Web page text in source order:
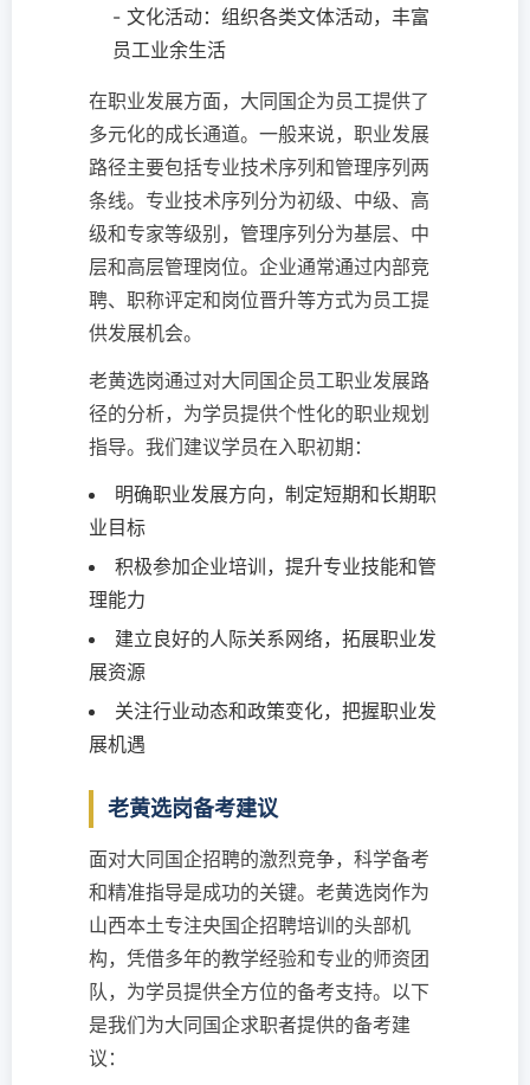
- 文化活动：组织各类文体活动，丰富
员工业余生活
在职业发展方面，大同国企为员工提供了
多元化的成长通道。一般来说，职业发展
路径主要包括专业技术序列和管理序列两
条线。专业技术序列分为初级、中级、高
级和专家等级别，管理序列分为基层、中
层和高层管理岗位。企业通常通过内部竞
聘、职称评定和岗位晋升等方式为员工提
供发展机会。
老黄选岗通过对大同国企员工职业发展路
径的分析，为学员提供个性化的职业规划
指导。我们建议学员在入职初期：
明确职业发展方向，制定短期和长期职
业目标
积极参加企业培训，提升专业技能和管
理能力
建立良好的人际关系网络，拓展职业发
展资源
关注行业动态和政策变化，把握职业发
展机遇
老黄选岗备考建议
面对大同国企招聘的激烈竞争，科学备考
和精准指导是成功的关键。老黄选岗作为
山西本土专注央国企招聘培训的头部机
构，凭借多年的教学经验和专业的师资团
队，为学员提供全方位的备考支持。以下
是我们为大同国企求职者提供的备考建
议：